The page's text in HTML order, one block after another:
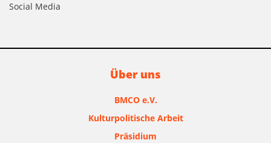
Social Media
Über uns
BMCO e.V.
Kulturpolitische Arbeit
Präsidium